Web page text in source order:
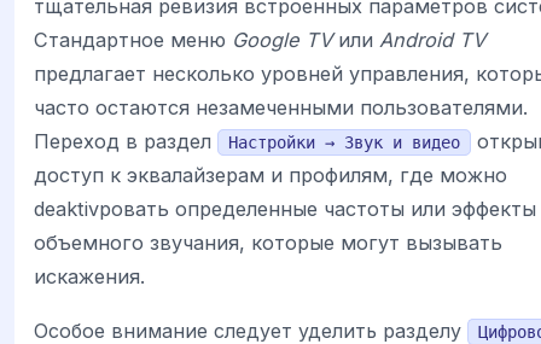
тщательная ревизия встроенных параметров
Стандартное меню Google TVили Android TV
предлагает несколько уровней управления,
часто остаются незамеченными пользователями.
Переход в раздел
Настройки → Звук и видео
доступ к эквалайзерам и профилям, где можно
deaktivровать определенные частоты или эффекты
объемного звучания, которые могут вызывать
искажения.
Особое внимание следует уделить разделу